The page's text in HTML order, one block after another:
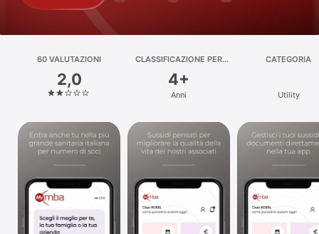
Piattaforma
iPhone
iPad
Mac
TV
60 VALUTAZIONI
2,0
CLASSIFICAZIONE PER
4+
Anni
CATEGORIA
Utility